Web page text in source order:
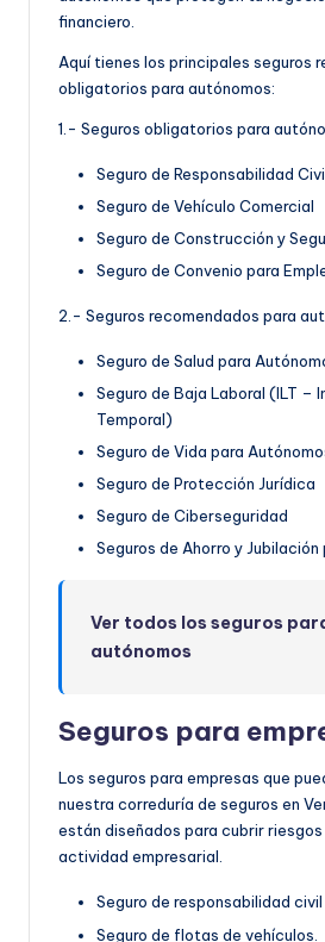
financiero.
Aquí tienes los principales seguros
obligatorios para autónomos:
1.- Seguros obligatorios para
Seguro de Responsabilidad
Seguro de Vehículo Comercial
Seguro de Construcción y
Seguro de Convenio para
2.- Seguros recomendados para
Seguro de Salud para
Seguro de Baja Laboral (ILT –
Temporal)
Seguro de Vida para
Seguro de Protección Jurídica
Seguro de Ciberseguridad
Seguros de Ahorro y
Ver todos los seguros
autónomos
Seguros para
Los seguros para empresas que
nuestra correduría de seguros en
están diseñados para cubrir
actividad empresarial.
Seguro de responsabilidad
Seguro de flotas de vehículos.